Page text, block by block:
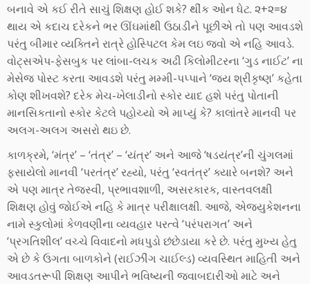
બનાવે એ કઈ રીતે સાચું શિક્ષણ હોઈ શકે? થીંક ઓન ધેટ. ૨+૨=૪
થાય એ કદાચ દરેકને ભર ઊંઘમાંથી ઉઠાડીને પૂછીએ તો પણ આવડશે
પરંતુ બીમાર વ્યક્તિને રાત્રે હોસ્પિટલ કેમ લઇ જવો એ નહિ આવડે.
વોટ્સએપ-ફેસબુક પર લાંબા-લચક અઢી કિલોમીટરના ‘ગુડ નાઈટ’ ના
મેસેજ પોસ્ટ કરતા આવડશે પરંતુ મમ્મી-પપ્પાને ‘જય શ્રીકૃષ્ણ’ કહેતા
કોણ શીખવશે? દરેક મેચ-ખેલાડીનો સ્કોર યાદ હશે પરંતુ પોતાની
માનસિકતાનો સ્કોર કેટલે પહોચ્યો એ માપ્યું કે? કાલાંતરે માનવી પર
અલગ-અલગ અસરો થઇ છે.
કાળક્રમે, ‘મંત્ર’ – ‘તંત્ર’ – ‘યંત્ર’ અને આજે ‘ષડયંત્ર’ની ચુંગલમાં
ફસાયેલો માનવી ‘પરતંત્ર’ રહ્યો, પરંતુ ‘સ્વતંત્ર’ ક્યારે બનશે? અને
એ પણ માત્ર તેજસ્વી, પ્રભાવશાળી, અસરકારક, વાસ્તવલક્ષી
શિક્ષણ હોવું જોઈએ નહિ કે માત્ર પરીક્ષાલક્ષી. આજે, એજ્યુકેશનના
નામે સ્કુલોમાં કેળવણીના વ્યવહાર પરત્વે ‘પરંપરાગત’ અને
‘પ્રગતિશીલ’ વચ્ચે વિવાદનો મધપુડો છંછેડાયા કરે છે. પરંતુ મુખ્ય હેતુ
એ છે કે ઉગતા બાળકોને (રાઈઝીંગ ચાઈલ્ડ) વ્યવસ્થિત માહિતી અને
આવડતરૂપી શિક્ષણ આપીને ભવિષ્યની જવાબદારીઓ માટે અને